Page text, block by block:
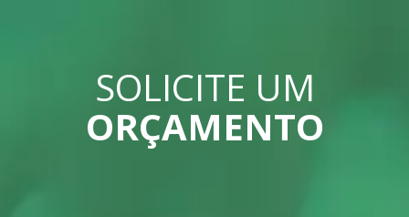
SOLICITE UM
ORÇAMENTO